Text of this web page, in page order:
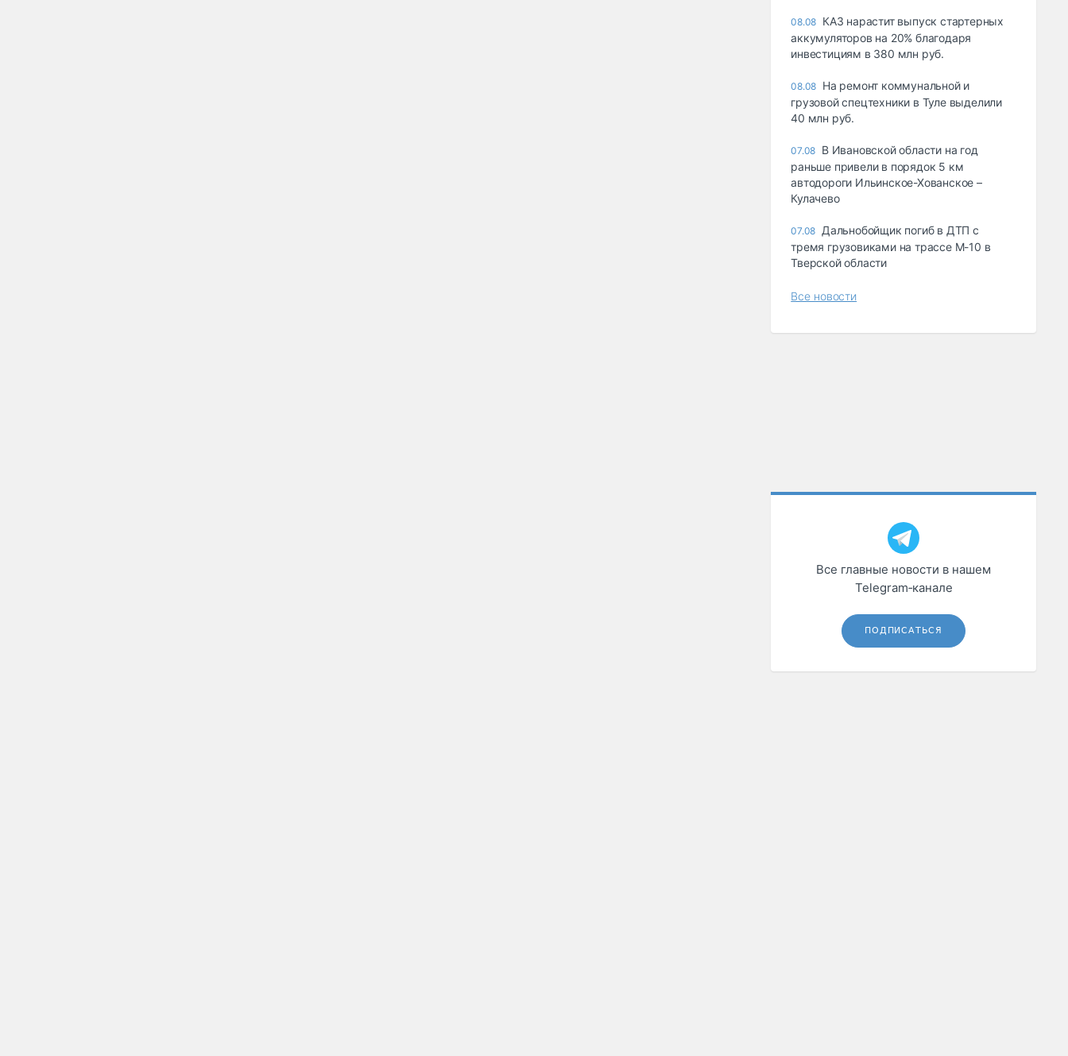
08.08 КАЗ нарастит выпуск стартерных
аккумуляторов на 20% благодаря
инвестициям в 380 млн руб.
08.08 На ремонт коммунальной и
грузовой спецтехники в Туле выделили
40 млн руб.
07.08 В Ивановской области на год
раньше привели в порядок 5 км
автодороги Ильинское-Хованское –
Кулачево
07.08 Дальнобойщик погиб в ДТП с
тремя грузовиками на трассе М-10 в
Тверской области
Все новости
Все главные новости в нашем
Telegram‑канале
ПОДПИСАТЬСЯ